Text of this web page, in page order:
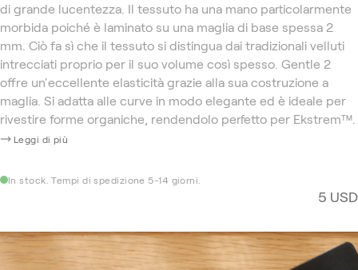
di grande lucentezza. Il tessuto ha una mano particolarmente
morbida poiché è laminato su una maglia di base spessa 2
mm. Ciò fa sì che il tessuto si distingua dai tradizionali velluti
intrecciati proprio per il suo volume così spesso. Gentle 2
offre un'eccellente elasticità grazie alla sua costruzione a
maglia. Si adatta alle curve in modo elegante ed è ideale per
rivestire forme organiche, rendendolo perfetto per Ekstrem™.
Leggi di più
In stock. Tempi di spedizione 5-14 giorni.
5 USD